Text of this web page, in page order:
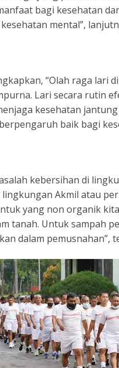
bagi kesehatan
mental”,
“Olah raga lari
Lari secara rutin
kesehatan
baik bagi
kebersihan di
Akmil atau
yang non organik
tanah. Untuk sampah
dalam pemusnahan”,